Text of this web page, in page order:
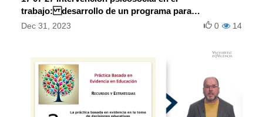
trabajo: desarrollo de un programa para
promover la calidad de vida laboral
Dec 31, 2023 14
0